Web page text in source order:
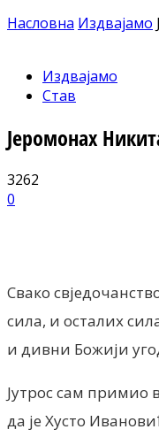
Насловна Издвајамо
Издвајамо
Став
Јеромонах
3262
0
Свако
сила, и осталих
и дивни Божији
Јутрос сам примио
да је Хусто